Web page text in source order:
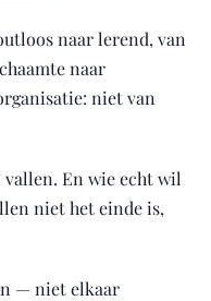
naar lerend, van
naar
niet van
En wie echt wil
niet het einde is,
— niet elkaar